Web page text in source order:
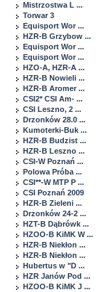
Mistrzostwa L ...
Torwar 3
Equisport Wor ...
HZR-B Grzybow ...
Equisport Wor ...
Equisport Wor ...
HZO-A, HZR-A ...
HZR-B Nowieli ...
HZR-B Aromer ...
CSI2* CSI Am- ...
CSI Leszno, 2 ...
Drzonków 28.0 ...
Kumoterki-Buk ...
HZR-B Budzist ...
HZR-B Leszno ...
CSI-W Poznań ...
Polowa Próba ...
CSI**-W MTP P ...
CSI Poznań 2009
HZR-B Zieleni ...
Drzonków 24-2 ...
HZT-B Dąbrówk ...
HZOO-B KiMK W ...
HZR-B Niekłon ...
HZR-B Niekłon ...
Hubertus w "D ...
HZR Janów Pod ...
HZOO-B KiMK J ...